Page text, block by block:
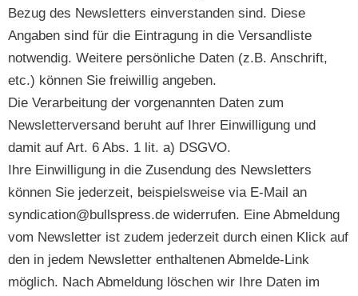
Bezug des Newsletters einverstanden sind. Diese
Angaben sind für die Eintragung in die Versandliste
notwendig. Weitere persönliche Daten (z.B. Anschrift,
etc.) können Sie freiwillig angeben.
Die Verarbeitung der vorgenannten Daten zum
Newsletterversand beruht auf Ihrer Einwilligung und
damit auf Art. 6 Abs. 1 lit. a) DSGVO.
Ihre Einwilligung in die Zusendung des Newsletters
können Sie jederzeit, beispielsweise via E-Mail an
syndication@bullspress.de widerrufen. Eine Abmeldung
vom Newsletter ist zudem jederzeit durch einen Klick auf
den in jedem Newsletter enthaltenen Abmelde-Link
möglich. Nach Abmeldung löschen wir Ihre Daten im